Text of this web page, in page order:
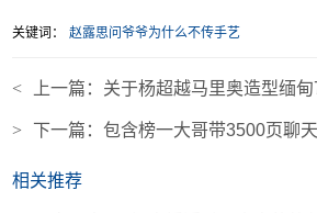
关键词： 赵露思问爷爷为什么不传手艺
< 上一篇： 关于杨超越马里奥造型缅
> 下一篇：包含榜一大哥带3500页聊
相关推荐